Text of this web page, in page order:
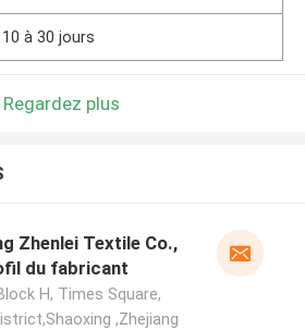
10 à 30 jours
Regardez plus
Zhenlei Textile Co.,
du fabricant
H, Times Square,
,Zhejiang